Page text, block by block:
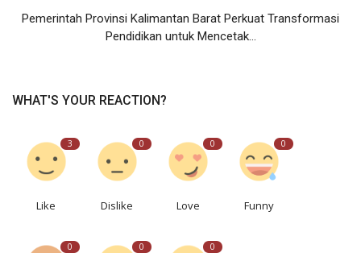
Pemerintah Provinsi Kalimantan Barat Perkuat Transformasi
Pendidikan untuk Mencetak...
WHAT'S YOUR REACTION?
3
Like
0
Dislike
0
Love
0
Funny
0 0 0